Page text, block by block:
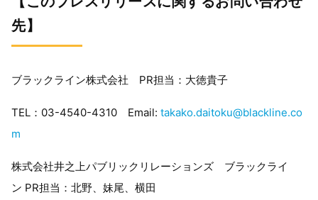
先】
ブラックライン株式会社 PR担当：大徳貴子
TEL： 03-4540-4310 Email: takako.daitoku@blackline.co
m
株式会社井之上パブリックリレーションズ ブラックライ
ン PR担当：北野、妹尾、横田